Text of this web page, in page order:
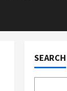
SEARCH